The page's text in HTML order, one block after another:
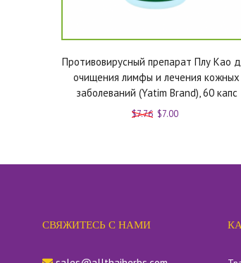
Противовирусный препарат Плу Као
очищения лимфы и лечения кожных
заболеваний (Yatim Brand), 60 капс
$7.76 $7.00
СВЯЖИТЕСЬ С НАМИ